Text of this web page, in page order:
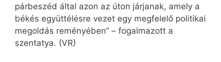
párbeszéd által azon az úton járjanak, amely a
békés együttélésre vezet egy megfelelő politikai
megoldás reményében” – fogalmazott a
szentatya. (VR)